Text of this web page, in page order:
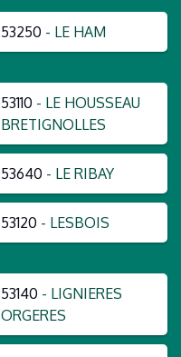
53250 - LE HAM
53110 - LE HOUSSEAU
BRETIGNOLLES
53640 - LE RIBAY
53120 - LESBOIS
53140 - LIGNIERES
ORGERES